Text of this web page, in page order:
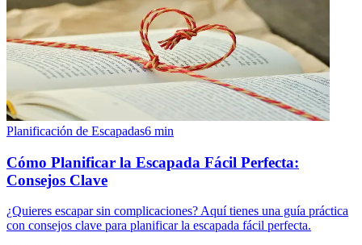
Planificación de Escapadas6 min
Cómo Planificar la Escapada Fácil Perfecta:
Consejos Clave
¿Quieres escapar sin complicaciones? Aquí tienes una guía práctica
con consejos clave para planificar la escapada fácil perfecta.